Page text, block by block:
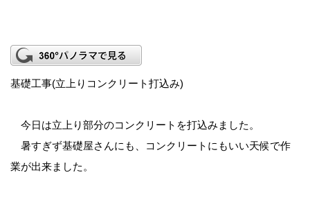
基礎工事(立上りコンクリート打込み)
今日は立上り部分のコンクリートを打込みました。
暑すぎず基礎屋さんにも、コンクリートにもいい天候で作
業が出来ました。